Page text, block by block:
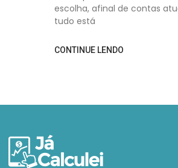
escolha, afinal de contas
tudo está
CONTINUE LENDO